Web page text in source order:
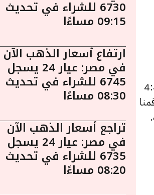
الخميس 21 أغسطس الساعة 4:45
6730 للشراء في تحديث
09:15 مساءًا
ارتفاع أسعار الذهب الآن
في مصر: عيار 24 يسجل
6745 للشراء في تحديث
08:30 مساءًا
تراجع أسعار الذهب الآن
في مصر: عيار 24 يسجل
6735 للشراء في تحديث
08:20 مساءًا